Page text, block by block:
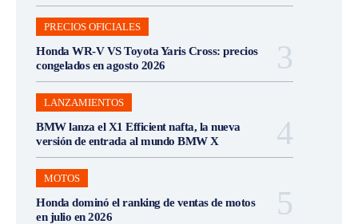
PRECIOS OFICIALES
Honda WR-V VS Toyota Yaris Cross: precios
congelados en agosto 2026
LANZAMIENTOS
BMW lanza el X1 Efficient nafta, la nueva
versión de entrada al mundo BMW X
MOTOS
Honda dominó el ranking de ventas de motos
en julio en 2026